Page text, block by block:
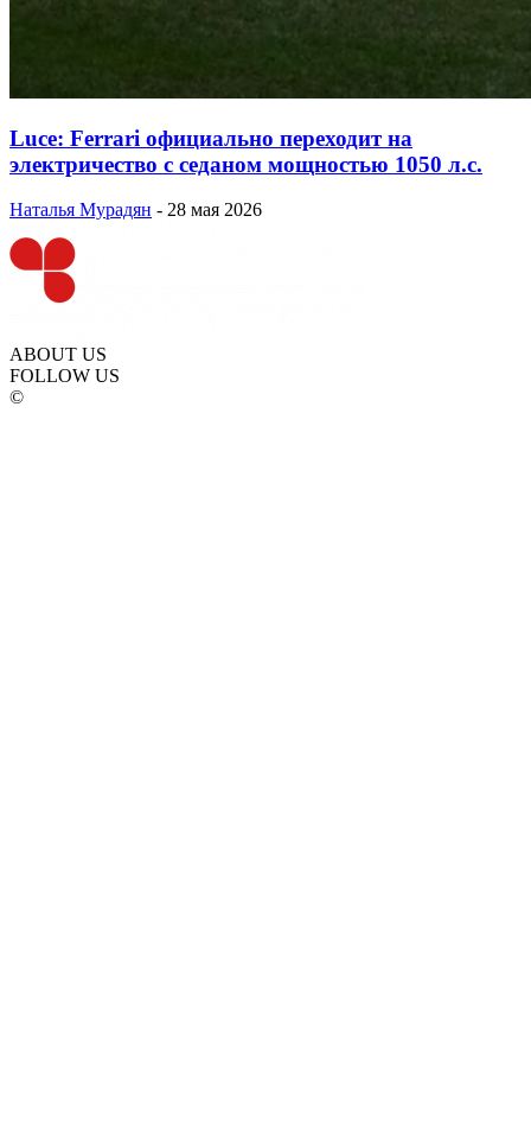
Luce: Ferrari официально переходит на
электричество с седаном мощностью 1050 л.с.
Наталья Мурадян - 28 мая 2026
ABOUT US
FOLLOW US
©